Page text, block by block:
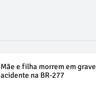
Mãe e filha morrem em grave
acidente na BR-277